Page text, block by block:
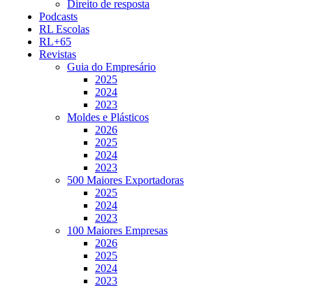
Direito de resposta
Podcasts
RL Escolas
RL+65
Revistas
Guia do Empresário
2025
2024
2023
Moldes e Plásticos
2026
2025
2024
2023
500 Maiores Exportadoras
2025
2024
2023
100 Maiores Empresas
2026
2025
2024
2023